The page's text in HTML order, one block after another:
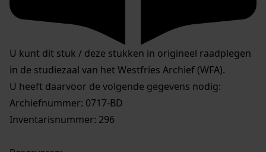
U kunt dit stuk / deze stukken in origineel raadplegen
in de studiezaal van het Westfries Archief (WFA).
U heeft daarvoor de volgende gegevens nodig:
Archiefnummer: 0717-BD
Inventarisnummer: 296